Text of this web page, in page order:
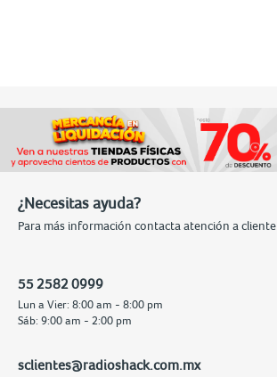
¿Necesitas ayuda?
Para más información contacta atención a cliente
55 2582 0999
Lun a Vier: 8:00 am - 8:00 pm
Sáb: 9:00 am - 2:00 pm
sclientes@radioshack.com.mx